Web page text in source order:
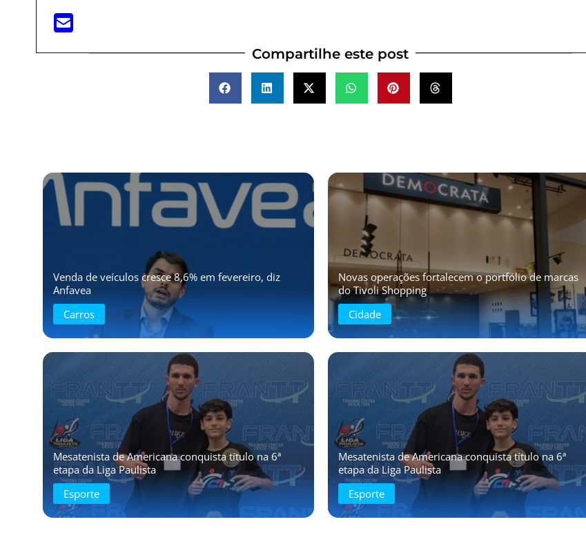
Compartilhe este post
Venda de veículos cresce 8,6% em fevereiro, diz
Anfavea
Carros
Novas operações fortalecem o portfólio de marcas
do Tivoli Shopping
Cidade
Mesatenista de Americana conquista título na 6ª
etapa da Liga Paulista
Esporte
Mesatenista de Americana conquista título na 6ª
etapa da Liga Paulista
Esporte